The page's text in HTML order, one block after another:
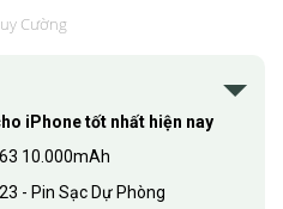
Cường
iPhone tốt nhất hiện nay
10.000mAh
- Pin Sạc Dự Phòng